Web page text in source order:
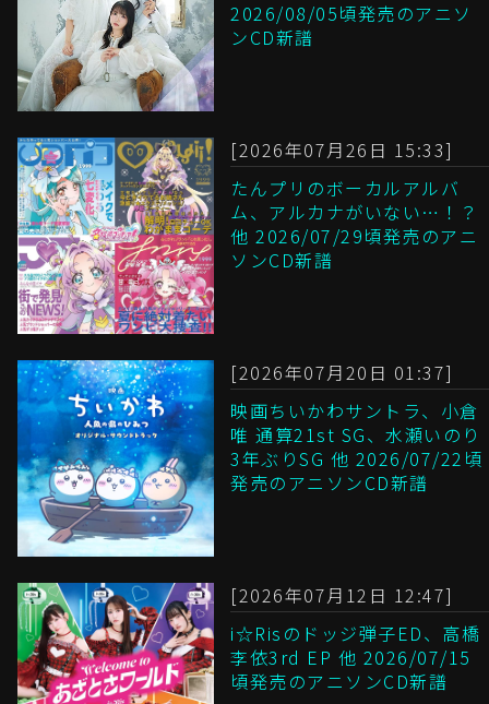
2026/08/05頃発売のアニソ
ンCD新譜
[2026年07月26日 15:33]
たんプリのボーカルアルバ
ム、アルカナがいない…！？
他 2026/07/29頃発売のアニ
ソンCD新譜
[2026年07月20日 01:37]
映画ちいかわサントラ、小倉
唯 通算21st SG、水瀬いのり
3年ぶりSG 他 2026/07/22頃
発売のアニソンCD新譜
[2026年07月12日 12:47]
i☆Risのドッジ弾子ED、高橋
李依3rd EP 他 2026/07/15
頃発売のアニソンCD新譜